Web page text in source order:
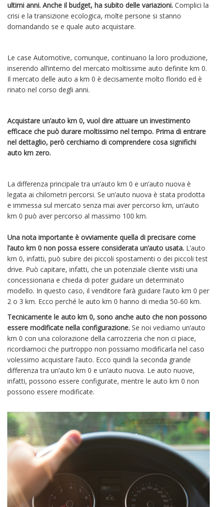
ultimi anni. Anche il budget, ha subito delle variazioni. Complici la
crisi e la transizione ecologica, molte persone si stanno
domandando se e quale auto acquistare.
Le case Automotive, comunque, continuano la loro produzione,
inserendo all’interno del mercato moltissime auto definite km 0.
Il mercato delle auto a km 0 è decisamente molto florido ed è
rinato nel corso degli anni.
Acquistare un’auto km 0, vuol dire attuare un investimento
efficace che può durare moltissimo nel tempo. Prima di entrare
nel dettaglio, però cerchiamo di comprendere cosa significhi
auto km zero.
La differenza principale tra un’auto km 0 e un’auto nuova è
legata ai chilometri percorsi. Se un’auto nuova è stata prodotta
e immessa sul mercato senza mai aver percorso km, un’auto
km 0 può aver percorso al massimo 100 km.
Una nota importante è ovviamente quella di precisare come
l’auto km 0 non possa essere considerata un’auto usata. L’auto
km 0, infatti, può subire dei piccoli spostamenti o dei piccoli test
drive. Può capitare, infatti, che un potenziale cliente visiti una
concessionaria e chieda di poter guidare un determinato
modello. In questo caso, il venditore farà guidare l’auto km 0 per
2 o 3 km. Ecco perché le auto km 0 hanno di media 50-60 km.
Tecnicamente le auto km 0, sono anche auto che non possono
essere modificate nella configurazione. Se noi vediamo un’auto
km 0 con una colorazione della carrozzeria che non ci piace,
ricordiamoci che purtroppo non possiamo modificarla nel caso
volessimo acquistare l’auto. Ecco quindi la seconda grande
differenza tra un’auto km 0 e un’auto nuova. Le auto nuove,
infatti, possono essere configurate, mentre le auto km 0 non
possono essere modificate.